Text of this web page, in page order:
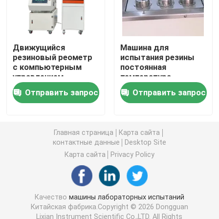
Универсальная испытательная машина
экологическая испытывая машина
Динамическая балансировочная машина
Автомобильное испытательное оборудование
Оборудование для испытаний пластиковых
упаковывая испытывая аппаратуры
Движущийся
резиновый реометр
с компьютерным
управлением,
соответствующий
стандарту ASTM
D5289
Отправить запрос
Машина для
испытания резины
постоянная
температура
резистора резины
нефтяной резервуар
со стандартной ISO-
Отправить запрос
Главная страница
Карта сайта
контактные данные
Desktop Site
Карта сайта
Privacy Policy
Качество машины лабораторных испытаний
Китайская фабрика.Copyright © 2026 Dongguan
Lixian Instrument Scientific Co.,LTD. All Rights